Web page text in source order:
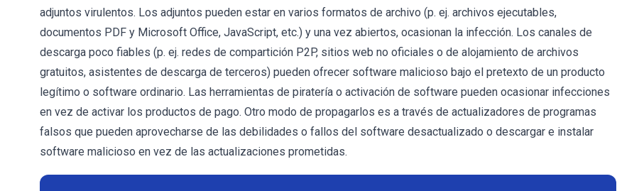
adjuntos virulentos. Los adjuntos pueden estar en varios formatos de archivo (p. ej. archivos ejecutables,
documentos PDF y Microsoft Office, JavaScript, etc.) y una vez abiertos, ocasionan la infección. Los canales de
descarga poco fiables (p. ej. redes de compartición P2P, sitios web no oficiales o de alojamiento de archivos
gratuitos, asistentes de descarga de terceros) pueden ofrecer software malicioso bajo el pretexto de un producto
legítimo o software ordinario. Las herramientas de piratería o activación de software pueden ocasionar infecciones
en vez de activar los productos de pago. Otro modo de propagarlos es a través de actualizadores de programas
falsos que pueden aprovecharse de las debilidades o fallos del software desactualizado o descargar e instalar
software malicioso en vez de las actualizaciones prometidas.